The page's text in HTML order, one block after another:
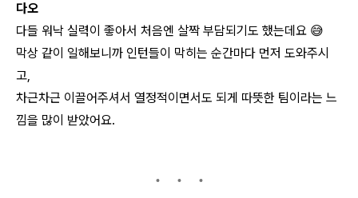
다오
다들 워낙 실력이 좋아서 처음엔 살짝 부담되기도 했는데요 😅
막상 같이 일해보니까 인턴들이 막히는 순간마다 먼저 도와주시
고,
차근차근 이끌어주셔서 열정적이면서도 되게 따뜻한 팀이라는 느
낌을 많이 받았어요.